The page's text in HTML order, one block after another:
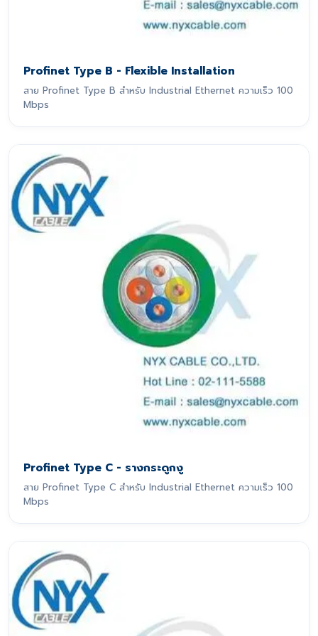
Profinet Type B - Flexible Installation
สาย Profinet Type B สำหรับ Industrial Ethernet ความเร็ว 100
Mbps
Profinet Type C - รางกระดูกงู
สาย Profinet Type C สำหรับ Industrial Ethernet ความเร็ว 100
Mbps